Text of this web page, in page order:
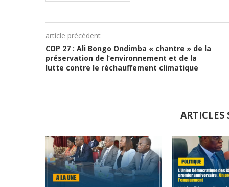
article précédent
COP 27 : Ali Bongo Ondimba « chantre » de la
préservation de l’environnement et de la
lutte contre le réchauffement climatique
ARTICLES